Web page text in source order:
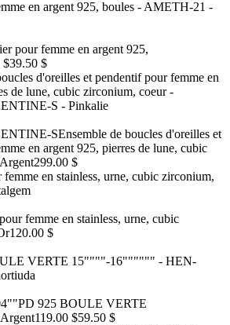
pour femme en argent 925,
$39.50 $
SEnsemble de boucles d'oreilles et
en argent 925, pierres de lune, cubic
Argent299.00 $
femme en stainless, urne, cubic
120.00 $
""PD 925 BOULE VERTE
Argent119.00 $59.50 $